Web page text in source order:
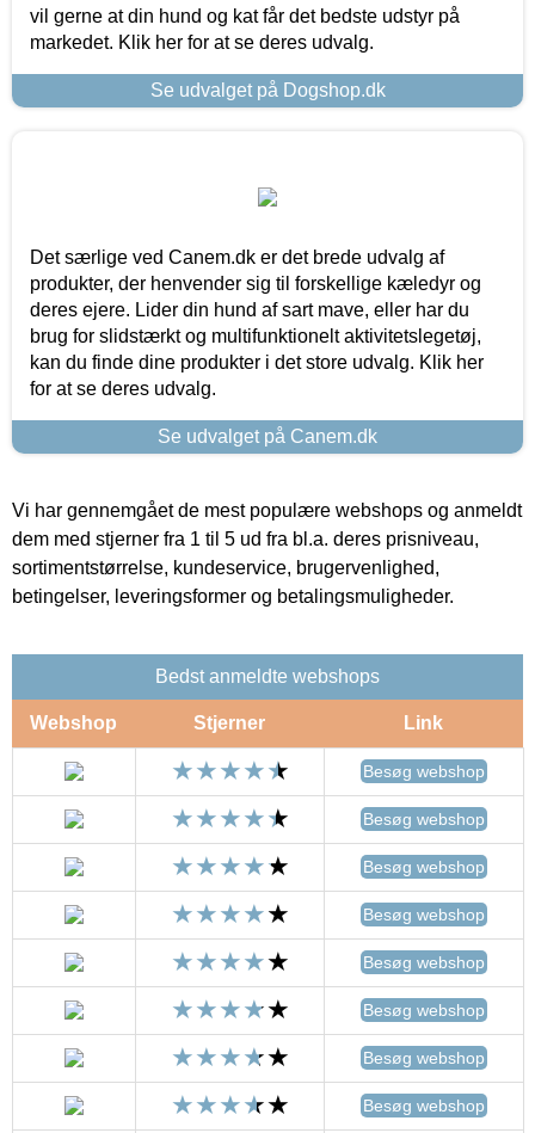
vil gerne at din hund og kat får det bedste udstyr på
markedet. Klik her for at se deres udvalg.
Se udvalget på Dogshop.dk
Det særlige ved Canem.dk er det brede udvalg af
produkter, der henvender sig til forskellige kæledyr og
deres ejere. Lider din hund af sart mave, eller har du
brug for slidstærkt og multifunktionelt aktivitetslegetøj,
kan du finde dine produkter i det store udvalg. Klik her
for at se deres udvalg.
Se udvalget på Canem.dk
Vi har gennemgået de mest populære webshops og anmeldt
dem med stjerner fra 1 til 5 ud fra bl.a. deres prisniveau,
sortimentstørrelse, kundeservice, brugervenlighed,
betingelser, leveringsformer og betalingsmuligheder.
Bedst anmeldte webshops
Webshop Stjerner Link
Besøg webshop
Besøg webshop
Besøg webshop
Besøg webshop
Besøg webshop
Besøg webshop
Besøg webshop
Besøg webshop